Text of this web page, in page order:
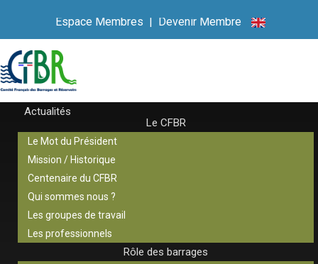
Espace Membres | Devenir Membre
Actualités
Le CFBR
Le Mot du Président
Mission / Historique
Centenaire du CFBR
Qui sommes nous ?
Les groupes de travail
Les professionnels
Rôle des barrages